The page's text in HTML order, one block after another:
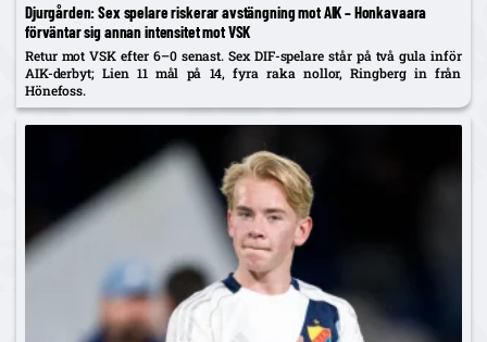
Djurgården: Sex spelare riskerar avstängning mot AIK – Honkavaara
förväntar sig annan intensitet mot VSK
Retur mot VSK efter 6–0 senast. Sex DIF-spelare står på två gula inför
AIK-derbyt; Lien 11 mål på 14, fyra raka nollor, Ringberg in från
Hönefoss.